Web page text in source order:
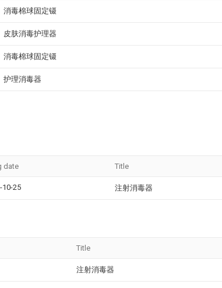
消毒棉球固定镊
皮肤消毒护理器
消毒棉球固定镊
护理消毒器
date Title
10-25 注射消毒器
Title
注射消毒器